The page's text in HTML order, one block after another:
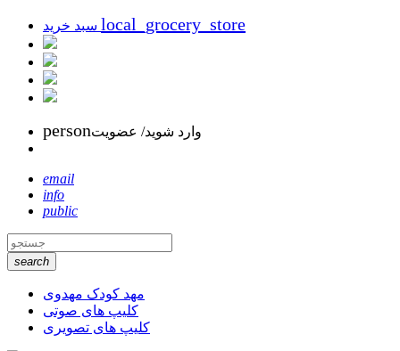
local_grocery_store
personوارد شوید/ عضویت
email
info
public
search
مهد کودک مهدوی
کلیپ های صوتی
کلیپ های تصویری